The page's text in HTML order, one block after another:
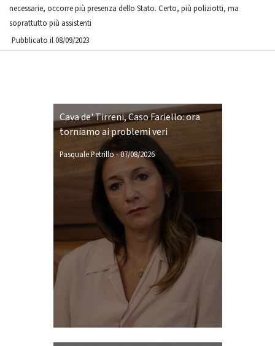
necessarie, occorre più presenza dello Stato. Certo, più poliziotti, ma
soprattutto più assistenti
Pubblicato il 08/09/2023
Cava de' Tirreni, Caso Fariello: ora
torniamo ai problemi veri
Pasquale Petrillo-07/08/2026